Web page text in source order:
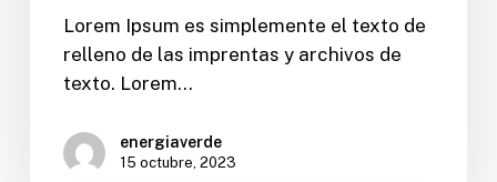
Lorem Ipsum es simplemente el texto de
relleno de las imprentas y archivos de
texto. Lorem…
energiaverde
15 octubre, 2023